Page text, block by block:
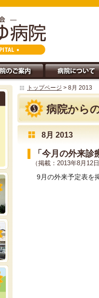
トップページ > 8月 2013
病院から
8月 2013
「今月の外来
（掲載：2013年8月12日
9月の外来予定表を